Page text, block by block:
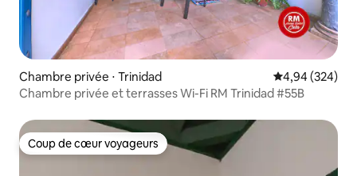
Chambre privée ⋅ Trinidad Évaluation
4,94 (324)
Chambre privée et terrasses Wi-Fi RM Trinidad #55B
Coup de cœur voyageurs
Coup de cœur voyageurs